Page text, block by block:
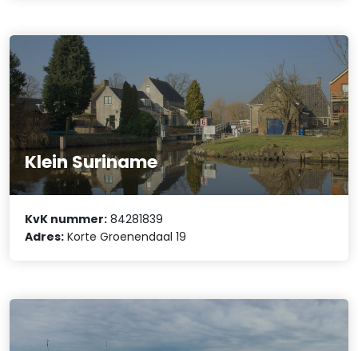
Klein Suriname
KvK nummer: 84281839
Adres: Korte Groenendaal 19